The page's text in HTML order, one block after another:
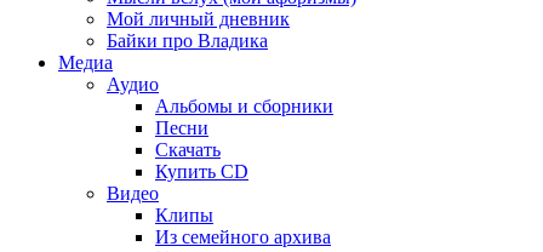
Мой личный дневник
Байки про Владика
Медиа
Аудио
Альбомы и сборники
Песни
Скачать
Купить CD
Видео
Клипы
Из семейного архива